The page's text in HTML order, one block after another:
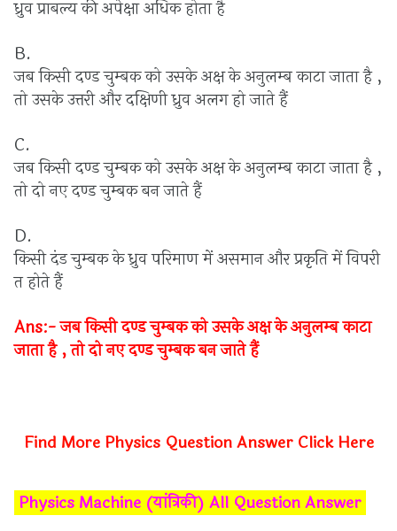
ध्रुवप्राबल्यकीअपेक्षाअधिकहोताहै
B.
जबकिसीदण्डचुम्बककोउसकेअक्षकेअनुलम्बकाटाजाताहै,
तोउसकेउत्तरीऔरदक्षिणीध्रुवअलगहोजातेहैं
C.
जबकिसीदण्डचुम्बककोउसकेअक्षकेअनुलम्बकाटाजाताहै,
तोदोनएदण्डचुम्बकबनजातेहैं
D.
किसीदंडचुम्बककेध्रुवपरिमाणमेंअसमानऔरप्रकृतिमेंविपरी
तहोतेहैं
Ans:-जबकिसीदण्डचुम्बककोउसकेअक्षकेअनुलम्बकाटा
जाताहै,तोदोनएदण्डचुम्बकबनजातेहैं
Find More Physics Question Answer Click Here
Physics Machine (यांत्रिकी) All Question Answer